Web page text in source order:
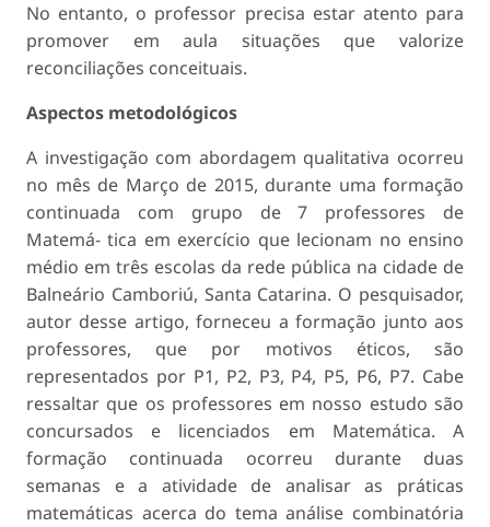
No entanto, o professor precisa estar atento para
promover em aula situações que valorize
reconciliações conceituais.
Aspectos metodológicos
A investigação com abordagem qualitativa ocorreu
no mês de Março de 2015, durante uma formação
continuada com grupo de 7 professores de
Matemá- tica em exercício que lecionam no ensino
médio em três escolas da rede pública na cidade de
Balneário Camboriú, Santa Catarina. O pesquisador,
autor desse artigo, forneceu a formação junto aos
professores, que por motivos éticos, são
representados por P1, P2, P3, P4, P5, P6, P7. Cabe
ressaltar que os professores em nosso estudo são
concursados e licenciados em Matemática. A
formação continuada ocorreu durante duas
semanas e a atividade de analisar as práticas
matemáticas acerca do tema análise combinatória